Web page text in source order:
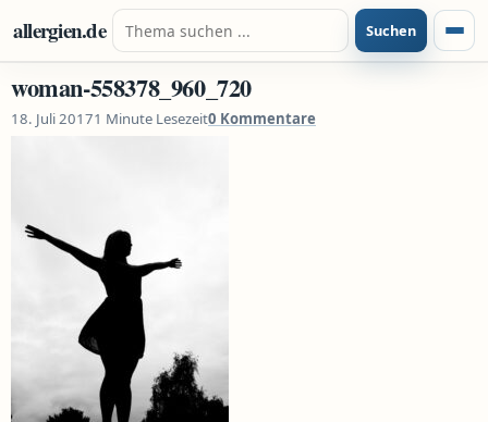
Zum Inhalt springen
allergien.de Suche nach: Suchen
woman-558378_960_720
18. Juli 20171 Minute Lesezeit0 Kommentare